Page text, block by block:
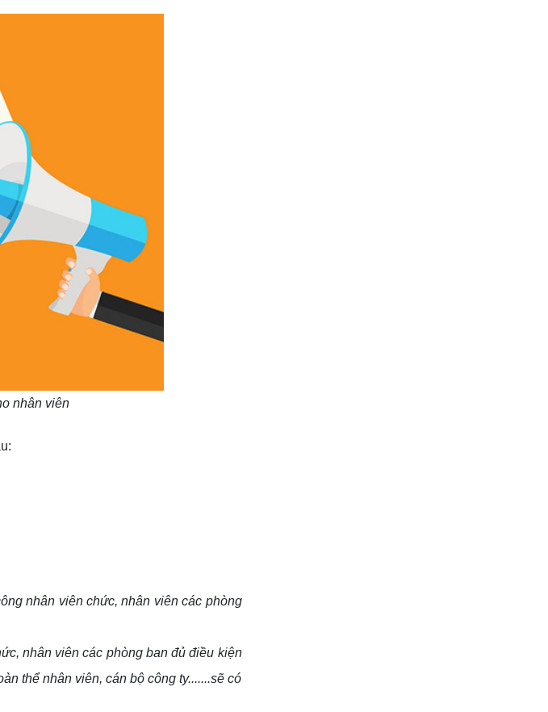
nhân viên
nhân viên chức, nhân viên các phòng
nhân viên các phòng ban đủ điều kiện
thể nhân viên, cán bộ công ty.......sẽ có